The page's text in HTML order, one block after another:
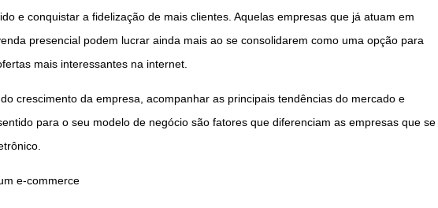
e conquistar a fidelização de mais clientes. Aquelas empresas que já atuam em
presencial podem lucrar ainda mais ao se consolidarem como uma opção para
mais interessantes na internet.
crescimento da empresa, acompanhar as principais tendências do mercado e
para o seu modelo de negócio são fatores que diferenciam as empresas que se
e-commerce